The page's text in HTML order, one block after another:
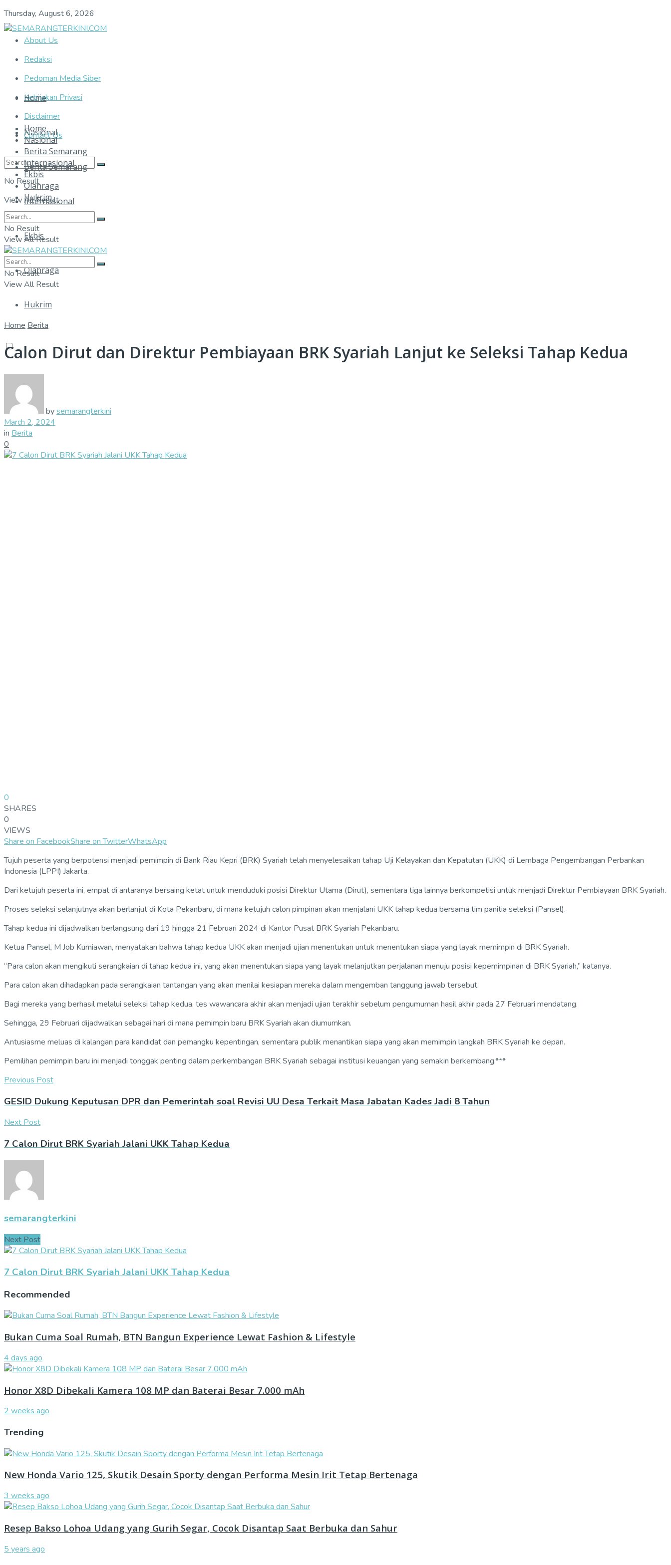
Thursday, August 6, 2026
About Us
Redaksi
Pedoman Media Siber
Kebijakan Privasi
Disclaimer
Contact Us
No Result
View All Result
Home
Nasional
Berita Semarang
Internasional
Ekbis
Olahraga
Hukrim
Home
Nasional
Berita Semarang
Internasional
Ekbis
Olahraga
Hukrim
No Result
View All Result
No Result
View All Result
Home Berita
Calon Dirut dan Direktur Pembiayaan BRK Syariah Lanjut ke Seleksi Tahap Kedua
bysemarangterkini
March 2, 2024
in Berita
0
0
SHARES
0
VIEWS
Share on FacebookShare on TwitterWhatsApp
Tujuh peserta yang berpotensi menjadi pemimpin di Bank Riau Kepri (BRK) Syariah telah menyelesaikan tahap Uji Kelayakan dan Kepatutan (UKK) di Lembaga Pengembangan Perbankan
Indonesia (LPPI) Jakarta.
Dari ketujuh peserta ini, empat di antaranya bersaing ketat untuk menduduki posisi Direktur Utama (Dirut), sementara tiga lainnya berkompetisi untuk menjadi Direktur Pembiayaan BRK Syariah.
Proses seleksi selanjutnya akan berlanjut di Kota Pekanbaru, di mana ketujuh calon pimpinan akan menjalani UKK tahap kedua bersama tim panitia seleksi (Pansel).
Tahap kedua ini dijadwalkan berlangsung dari 19 hingga 21 Februari 2024 di Kantor Pusat BRK Syariah Pekanbaru.
Ketua Pansel, M Job Kurniawan, menyatakan bahwa tahap kedua UKK akan menjadi ujian menentukan untuk menentukan siapa yang layak memimpin di BRK Syariah.
“Para calon akan mengikuti serangkaian di tahap kedua ini, yang akan menentukan siapa yang layak melanjutkan perjalanan menuju posisi kepemimpinan di BRK Syariah,” katanya.
Para calon akan dihadapkan pada serangkaian tantangan yang akan menilai kesiapan mereka dalam mengemban tanggung jawab tersebut.
Bagi mereka yang berhasil melalui seleksi tahap kedua, tes wawancara akhir akan menjadi ujian terakhir sebelum pengumuman hasil akhir pada 27 Februari mendatang.
Sehingga, 29 Februari dijadwalkan sebagai hari di mana pemimpin baru BRK Syariah akan diumumkan.
Antusiasme meluas di kalangan para kandidat dan pemangku kepentingan, sementara publik menantikan siapa yang akan memimpin langkah BRK Syariah ke depan.
Pemilihan pemimpin baru ini menjadi tonggak penting dalam perkembangan BRK Syariah sebagai institusi keuangan yang semakin berkembang.***
Previous Post
GESID Dukung Keputusan DPR dan Pemerintah soal Revisi UU Desa Terkait Masa Jabatan Kades Jadi 8 Tahun
Next Post
7 Calon Dirut BRK Syariah Jalani UKK Tahap Kedua
semarangterkini
Next Post
7 Calon Dirut BRK Syariah Jalani UKK Tahap Kedua
Recommended
Bukan Cuma Soal Rumah, BTN Bangun Experience Lewat Fashion & Lifestyle
4 days ago
Honor X8D Dibekali Kamera 108 MP dan Baterai Besar 7.000 mAh
2 weeks ago
Trending
New Honda Vario 125, Skutik Desain Sporty dengan Performa Mesin Irit Tetap Bertenaga
3 weeks ago
Resep Bakso Lohoa Udang yang Gurih Segar, Cocok Disantap Saat Berbuka dan Sahur
5 years ago